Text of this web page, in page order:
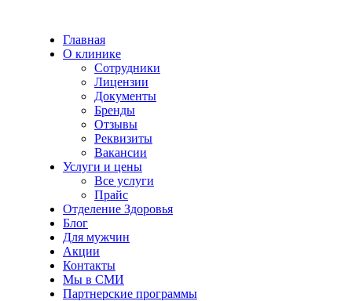
Главная
О клинике
Сотрудники
Лицензии
Документы
Бренды
Отзывы
Реквизиты
Вакансии
Услуги и цены
Все услуги
Прайс
Отделение Здоровья
Блог
Для мужчин
Акции
Контакты
Мы в СМИ
Партнерские программы